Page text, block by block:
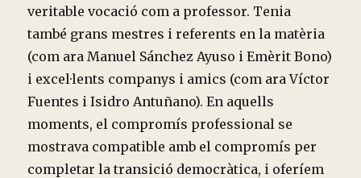
veritable vocació com a professor. Tenia
també grans mestres i referents en la matèria
(com ara Manuel Sánchez Ayuso i Emèrit Bono)
i excel·lents companys i amics (com ara Víctor
Fuentes i Isidro Antuñano). En aquells
moments, el compromís professional se
mostrava compatible amb el compromís per
completar la transició democràtica, i oferíem